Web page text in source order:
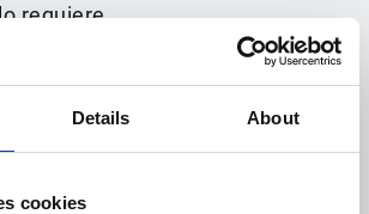
Details About
cookies
requiere.
automatizada y más
impulsada por una IA auditable
momento.